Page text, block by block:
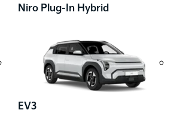
Niro Plug-In Hybrid
EV3